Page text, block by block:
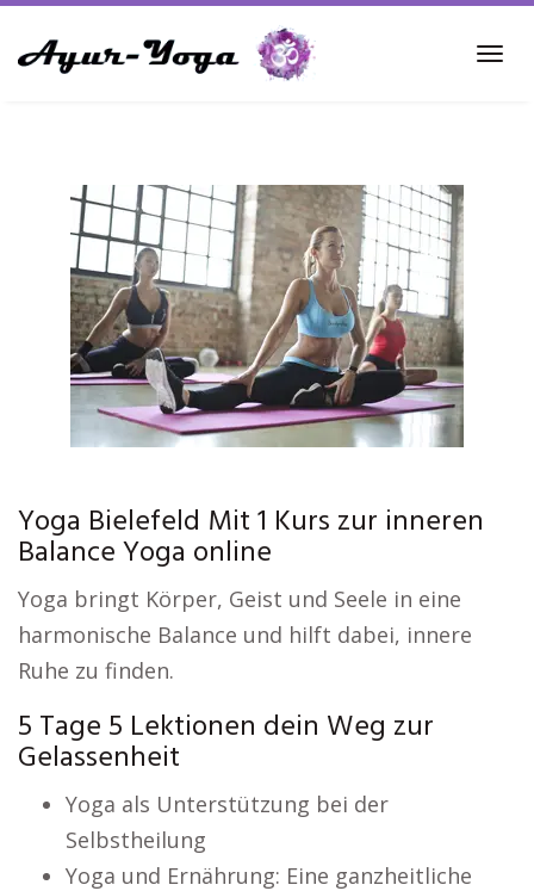
to
Yoga Bielefeld Mit 1 Kurs zur inneren
Balance Yoga online
Yoga bringt Körper, Geist und Seele in eine
harmonische Balance und hilft dabei, innere
Ruhe zu finden.
5 Tage 5 Lektionen dein Weg zur
Gelassenheit
Yoga als Unterstützung bei der
Selbstheilung
Yoga und Ernährung: Eine ganzheitliche